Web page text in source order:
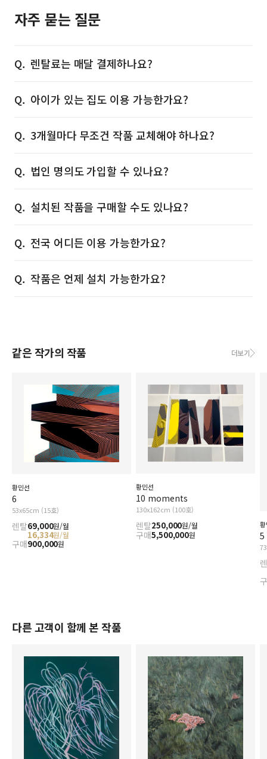
자주 묻는 질문
렌탈료는 매달 결제하나요?
아이가 있는 집도 이용 가능한가요?
3개월마다 무조건 작품 교체해야 하나요?
법인 명의도 가입할 수 있나요?
설치된 작품을 구매할 수도 있나요?
전국 어디든 이용 가능한가요?
작품은 언제 설치 가능한가요?
같은 작가의 작품 더보기
황민선
6
53x65cm (15호)
렌탈69,000원/월
16,334원/월
구매900,000원
황민선
10 moments
130x162cm (100호)
렌탈250,000원/월
구매5,500,000원 5
다른 고객이 함께 본 작품